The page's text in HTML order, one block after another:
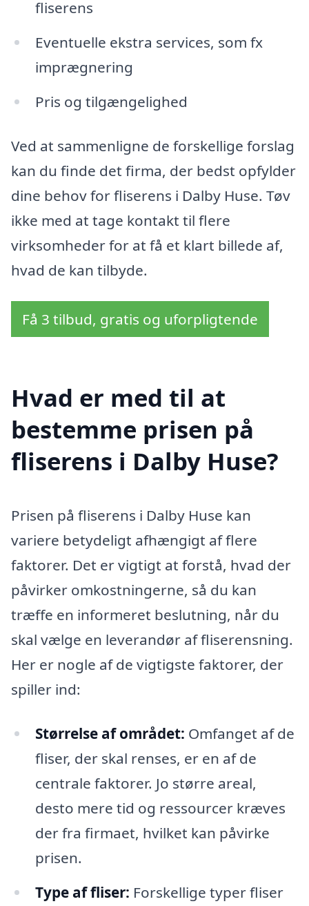
fliserens
Eventuelle ekstra services, som fx
imprægnering
Pris og tilgængelighed
Ved at sammenligne de forskellige forslag
kan du finde det firma, der bedst opfylder
dine behov for fliserens i Dalby Huse. Tøv
ikke med at tage kontakt til flere
virksomheder for at få et klart billede af,
hvad de kan tilbyde.
Få 3 tilbud, gratis og uforpligtende
Hvad er med til at
bestemme prisen på
fliserens i Dalby Huse?
Prisen på fliserens i Dalby Huse kan
variere betydeligt afhængigt af flere
faktorer. Det er vigtigt at forstå, hvad der
påvirker omkostningerne, så du kan
træffe en informeret beslutning, når du
skal vælge en leverandør af fliserensning.
Her er nogle af de vigtigste faktorer, der
spiller ind:
Størrelse af området: Omfanget af de
fliser, der skal renses, er en af de
centrale faktorer. Jo større areal,
desto mere tid og ressourcer kræves
der fra firmaet, hvilket kan påvirke
prisen.
Type af fliser: Forskellige typer fliser